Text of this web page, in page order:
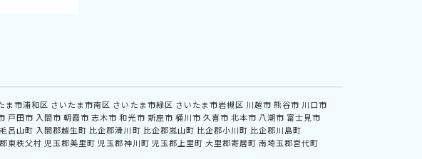
ま市浦和区 さいたま市南区 さいたま市緑区 さいたま市岩槻区 川越市 熊谷市 川口市
戸田市 入間市 朝霞市 志木市 和光市 新座市 桶川市 久喜市 北本市 八潮市 富士見市
呂山町 入間郡越生町 比企郡滑川町 比企郡嵐山町 比企郡小川町 比企郡川島町
東秩父村 児玉郡美里町 児玉郡神川町 児玉郡上里町 大里郡寄居町 南埼玉郡宮代町